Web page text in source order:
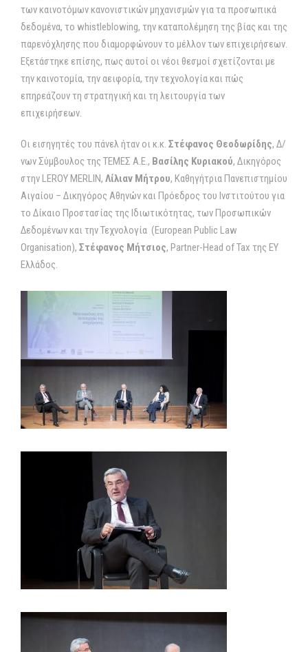
των καινοτόμων κανονιστικών μηχανισμών για τα προσωπικά
δεδομένα, το whistleblowing, την καταπολέμηση της βίας και της
παρενόχλησης που διαμορφώνουν το μέλλον των επιχειρήσεων.
Εξετάστηκε επίσης, πως αυτοί οι νέοι θεσμοί σχετίζονται με
την καινοτομία, την αειφορία, την τεχνολογία και πώς
επηρεάζουν τη στρατηγική και τη λειτουργία των
επιχειρήσεων.
Οι εισηγητές του πάνελ ήταν οι κ.κ. Στέφανος Θεοδωρίδης, Δ/
νων Σύμβουλος της ΤΕΜΕΣ Α.Ε., Βασίλης Κυριακού, Δικηγόρος
στην LEROY MERLIN, Λίλιαν Mήτρου, Καθηγήτρια Πανεπιστημίου
Αιγαίου – Δικηγόρος Αθηνών και Πρόεδρος του Ινστιτούτου για
το Δίκαιο Προστασίας της Ιδιωτικότητας, των Προσωπικών
Δεδομένων και την Τεχνολογία (Εuropean Public Law
Organisation), Στέφανος Μήτσιος, Partner-Head of Tax της ΕΥ
Ελλάδος.